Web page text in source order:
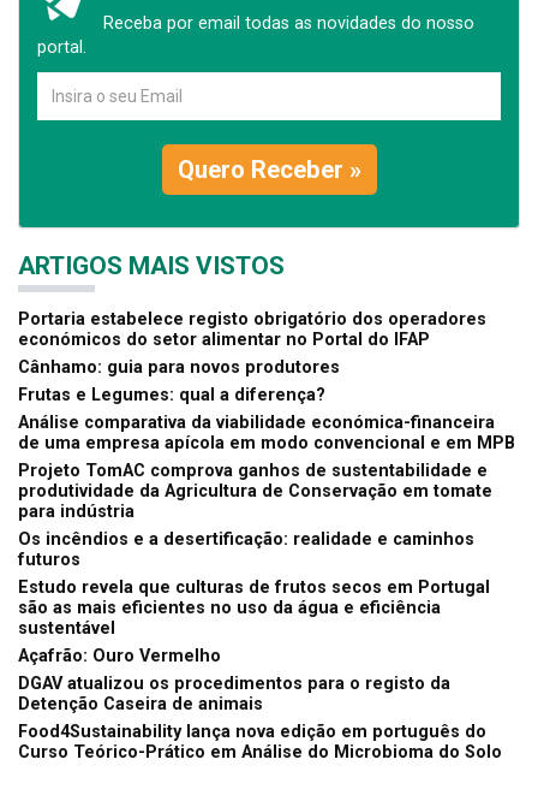
Receba por email todas as novidades do nosso
portal.
Quero Receber »
ARTIGOS MAIS VISTOS
Portaria estabelece registo obrigatório dos operadores
económicos do setor alimentar no Portal do IFAP
Cânhamo: guia para novos produtores
Frutas e Legumes: qual a diferença?
Análise comparativa da viabilidade económica-financeira
de uma empresa apícola em modo convencional e em MPB
Projeto TomAC comprova ganhos de sustentabilidade e
produtividade da Agricultura de Conservação em tomate
para indústria
Os incêndios e a desertificação: realidade e caminhos
futuros
Estudo revela que culturas de frutos secos em Portugal
são as mais eficientes no uso da água e eficiência
sustentável
Açafrão: Ouro Vermelho
DGAV atualizou os procedimentos para o registo da
Detenção Caseira de animais
Food4Sustainability lança nova edição em português do
Curso Teórico-Prático em Análise do Microbioma do Solo